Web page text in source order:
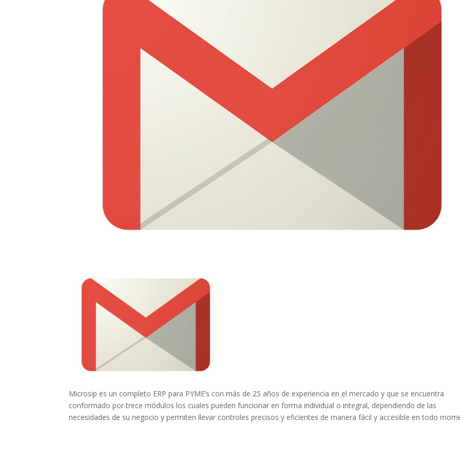
Microsip es un completo ERP para PYME’s con más de 25 años de experiencia en el mercado y que se encuentra
conformado por trece módulos los cuales pueden funcionar en forma individual o integral, dependiendo de las
necesidades de su negocio y permiten llevar controles precisos y eficientes de manera fácil y accesible en todo